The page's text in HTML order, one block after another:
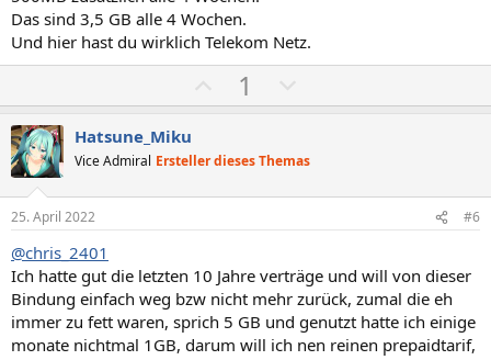
m
m
e
m
e
Das sind 3,5 GB alle 4 Wochen.
Und hier hast du wirklich Telekom Netz.
o
i
t
v
e
S
t
i
1
e
a
t
v
e
S
t
i
Hatsune_Miku
Vice Admiral Ersteller dieses Themas
25. April 2022 #6
@chris_2401
Ich hatte gut die letzten 10 Jahre verträge und will von dieser
Bindung einfach weg bzw nicht mehr zurück, zumal die eh
immer zu fett waren, sprich 5 GB und genutzt hatte ich einige
monate nichtmal 1GB, darum will ich nen reinen prepaidtarif,